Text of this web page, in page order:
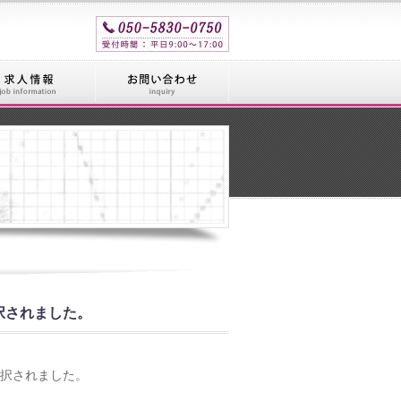
れました。
されました。